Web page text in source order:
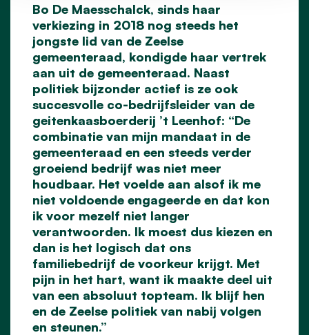
Bo De Maesschalck, sinds haar
verkiezing in 2018 nog steeds het
jongste lid van de Zeelse
gemeenteraad, kondigde haar vertrek
aan uit de gemeenteraad. Naast
politiek bijzonder actief is ze ook
succesvolle co-bedrijfsleider van de
geitenkaasboerderij ’t Leenhof: “De
combinatie van mijn mandaat in de
gemeenteraad en een steeds verder
groeiend bedrijf was niet meer
houdbaar. Het voelde aan alsof ik me
niet voldoende engageerde en dat kon
ik voor mezelf niet langer
verantwoorden. Ik moest dus kiezen en
dan is het logisch dat ons
familiebedrijf de voorkeur krijgt. Met
pijn in het hart, want ik maakte deel uit
van een absoluut topteam. Ik blijf hen
en de Zeelse politiek van nabij volgen
en steunen.”